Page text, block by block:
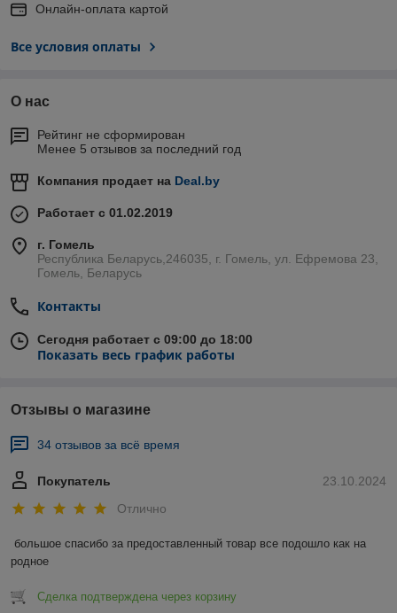
Онлайн-оплата картой
Все условия оплаты
О нас
Рейтинг не сформирован
Менее 5 отзывов за последний год
Компания продает на Deal.by
Работает с 01.02.2019
г. Гомель
Республика Беларусь,246035, г. Гомель, ул. Ефремова 23,
Гомель, Беларусь
Контакты
Сегодня работает с 09:00 до 18:00
Показать весь график работы
Отзывы о магазине
34 отзывов за всё время
23.10.2024
Покупатель
Отлично
большое спасибо за предоставленный товар все подошло как на
родное
Сделка подтверждена через корзину